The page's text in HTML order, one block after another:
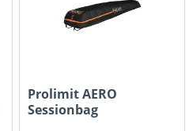
Prolimit AERO
Sessionbag